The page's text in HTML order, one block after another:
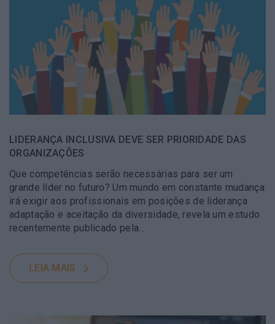
LIDERANÇA INCLUSIVA DEVE SER PRIORIDADE DAS
ORGANIZAÇÕES
Que competências serão necessárias para ser um
grande líder no futuro? Um mundo em constante mudança
irá exigir aos profissionais em posições de liderança
adaptação e aceitação da diversidade, revela um estudo
recentemente publicado pela…
LEIA MAIS